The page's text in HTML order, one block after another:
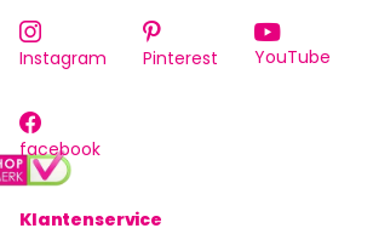
Klantenservice
Instagram Pinterest YouTube
facebook